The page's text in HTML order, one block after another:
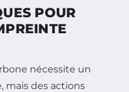
POUR
nécessite un
mais des actions